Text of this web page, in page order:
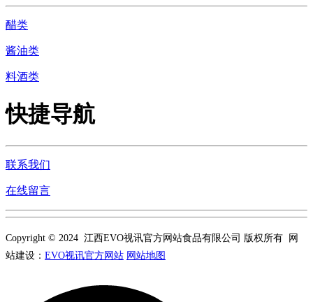
醋类
酱油类
料酒类
快捷导航
联系我们
在线留言
Copyright © 2024 江西EVO视讯官方网站食品有限公司 版权所有 网
站建设： EVO视讯官方网站 网站地图